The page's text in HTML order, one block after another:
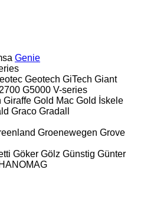
Genie
Geotech GiTech Giant
G5000 V-series
Giraffe Gold Mac Gold İskele
Graco Gradall
Groenewegen Grove
Göker Gölz Günstig Günter
HANOMAG